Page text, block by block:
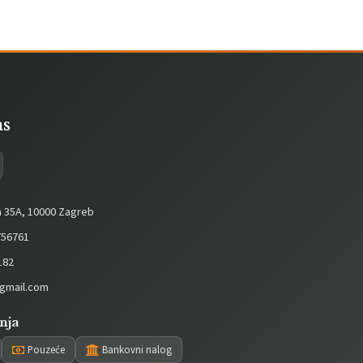
35A, 10000 Zagreb
Pouzeće Bankovni nalog